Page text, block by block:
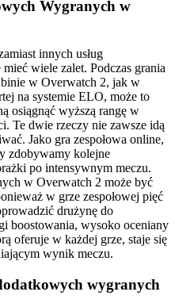
Wygranych w
innych usług
wiele zalet. Podczas grania
w Overwatch 2, jak w
na systemie ELO, może to
osiągnąć wyższą rangę w
Te dwie rzeczy nie zawsze idą
Jako gra zespołowa online,
zdobywamy kolejne
po intensywnym meczu.
w Overwatch 2 może być
w grze zespołowej pięć
drużynę do
boostowania, wysoko oceniany
oferuje w każdej grze, staje się
wynik meczu.
wygranych